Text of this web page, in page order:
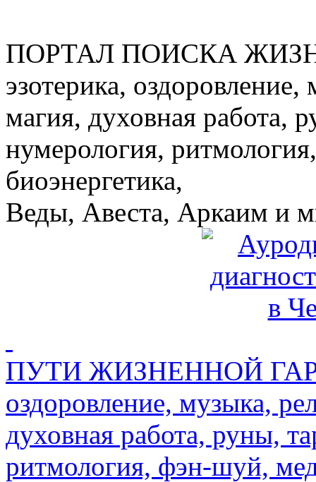
ПОРТАЛ ПОИСКА
эзотерика,
магия, духовная работа,
нумерология,
биоэнергетика,
Веды, Авеста, Аркаим и
ПУТИ ЖИЗНЕННОЙ
оздоровление, музыка,
духовная работа, руны,
ритмология, фэн-шуй,